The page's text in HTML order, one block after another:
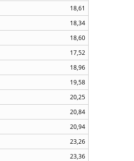
18,61
18,34
18,60
17,52
18,96
19,58
20,25
20,84
20,94
23,26
23,36